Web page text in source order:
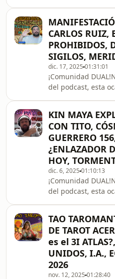
muchas
Dolores Cannon, la
hipnosis de
que se ha
joven.Nos platicó
peculiares que no
perderse.Vidas
tiempo, vidas
futuras.Estuvo
recomend
CARLOS RUIZ,
PROHIBIDOS,
SIGILOS,
dic. 17, 2025 01:31:01
¡Comunidad
del podcast, esta
apertura de
muy interesante,
abordamos temas
Primeramente, nos
breve presentación
Manifestare, un
detallado de pasos
que deseas en tu
manifestación,
KIN MAYA
CON TITO,
GUERRERO
¿ENLAZADOR
HOY,
dic. 6, 2025 01:10:13
¡Comunidad
del podcast, esta
José Argüelles.El
calendario maya,
Argüelles se basa
diferente al
tradicional.El
Argüelles está
TAO
DE TAROT
es el 3I
UNIDOS, I.A.,
2026
nov. 12, 2025 01:28:40